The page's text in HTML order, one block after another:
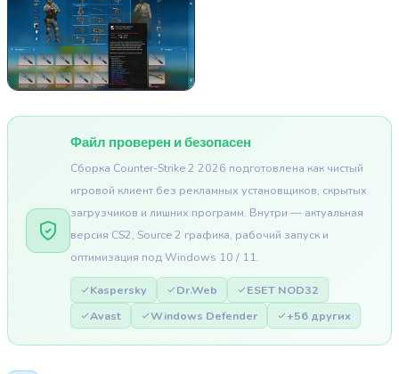
Файл проверен и безопасен
Сборка Counter-Strike 2 2026 подготовлена как чистый
игровой клиент без рекламных установщиков, скрытых
загрузчиков и лишних программ. Внутри — актуальная
версия CS2, Source 2 графика, рабочий запуск и
оптимизация под Windows 10 / 11.
Kaspersky Dr.Web
ESET NOD32
Avast
Windows Defender +56 других